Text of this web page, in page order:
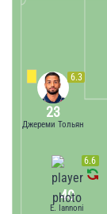
6.3
23
Джереми Тольян
6.6
40
E. Iannoni